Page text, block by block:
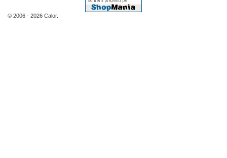
© 2006 - 2026 Calor.